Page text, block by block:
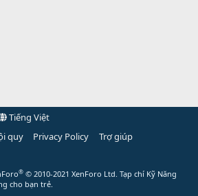
Tiếng Việt
quy Privacy Policy
Trợ giúp
® © 2010-2021 XenForo Ltd. Tạp chí Kỹ Năng
cho bạn trẻ.